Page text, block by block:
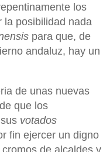
los
la posibilidad nada
para que, de
andaluz, hay un
de unas nuevas
que los
votados
fin ejercer un digno
de alcaldes y